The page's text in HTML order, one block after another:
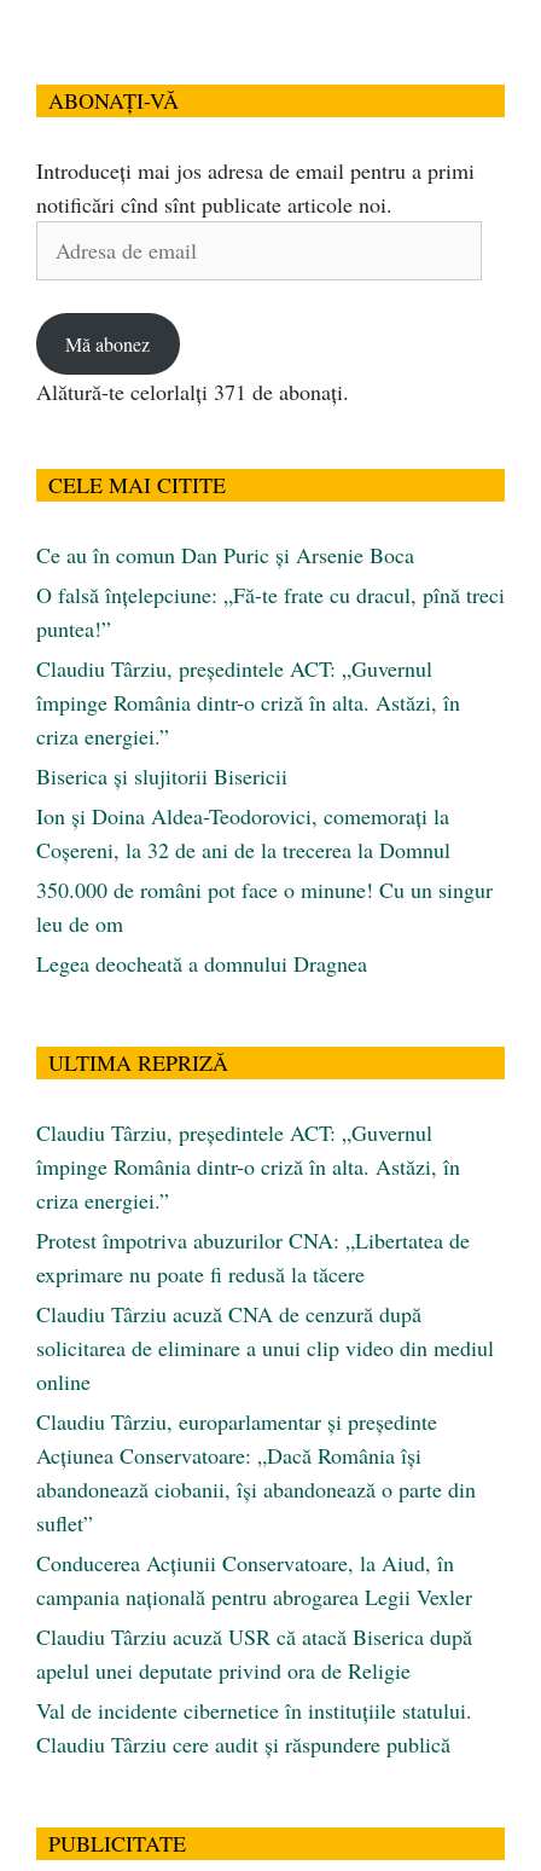
ABONAȚI-VĂ
Introduceți mai jos adresa de email pentru a primi
notificări cînd sînt publicate articole noi.
Adresa
Mă abonez
Alătură-te celorlalți 371 de abonați.
CELE MAI CITITE
Ce au în comun Dan Puric şi Arsenie Boca
O falsă înțelepciune: „Fă-te frate cu dracul, pînă treci
puntea!”
Claudiu Târziu, președintele ACT: „Guvernul
împinge România dintr-o criză în alta. Astăzi, în
criza energiei.”
Biserica și slujitorii Bisericii
Ion și Doina Aldea-Teodorovici, comemorați la
Coșereni, la 32 de ani de la trecerea la Domnul
350.000 de români pot face o minune! Cu un singur
leu de om
Legea deocheată a domnului Dragnea
ULTIMA REPRIZĂ
Claudiu Târziu, președintele ACT: „Guvernul
împinge România dintr-o criză în alta. Astăzi, în
criza energiei.”
Protest împotriva abuzurilor CNA: „Libertatea de
exprimare nu poate fi redusă la tăcere
Claudiu Târziu acuză CNA de cenzură după
solicitarea de eliminare a unui clip video din mediul
online
Claudiu Târziu, europarlamentar și președinte
Acțiunea Conservatoare: „Dacă România își
abandonează ciobanii, își abandonează o parte din
suflet”
Conducerea Acțiunii Conservatoare, la Aiud, în
campania națională pentru abrogarea Legii Vexler
Claudiu Târziu acuză USR că atacă Biserica după
apelul unei deputate privind ora de Religie
Val de incidente cibernetice în instituțiile statului.
Claudiu Târziu cere audit și răspundere publică
PUBLICITATE